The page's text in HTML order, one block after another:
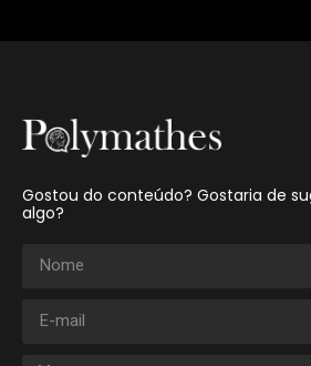
Gostou do conteúdo? Gostaria de
algo?